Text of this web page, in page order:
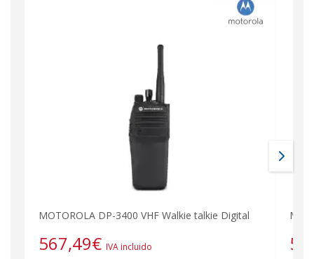
MOTOROLA DP-3400 VHF Walkie talkie Digital
567,49€ IVA incluido